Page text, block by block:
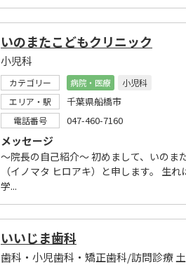
いのまたこどもクリニック
小児科
カテゴリー 病院・医療
小児科
エリア・駅
千葉県船橋市
電話番号 047-460-7160
メッセージ
～院長の自己紹介～ 初めまして、いのま
（イノマタ ヒロアキ）と申します。 生
学...
いいじま歯科
歯科・小児歯科・矯正歯科/訪問診療